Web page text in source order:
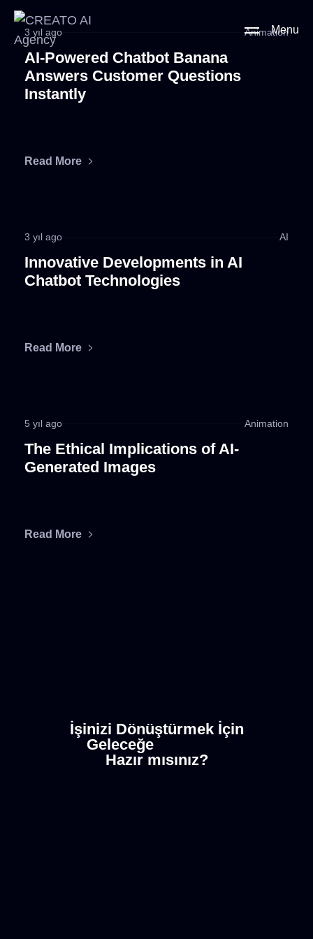
Menu
3 yıl ago Animation
AI-Powered Chatbot Banana
Answers Customer Questions
Instantly
Read More
3 yıl ago AI
Innovative Developments in AI
Chatbot Technologies
Read More
5 yıl ago Animation
The Ethical Implications of AI-
Generated Images
Read More
İşinizi Dönüştürmek İçin
Geleceğe
Hazır mısınız?